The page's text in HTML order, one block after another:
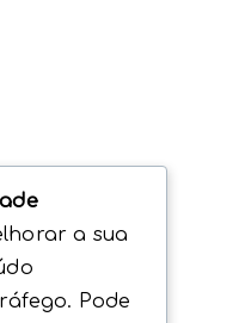
a sua
Pode